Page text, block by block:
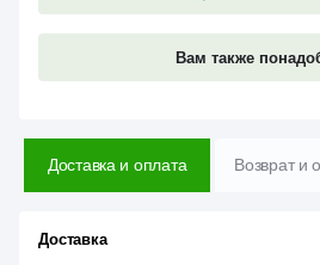
Вам также
Доставка и оплата Возврат и
Доставка